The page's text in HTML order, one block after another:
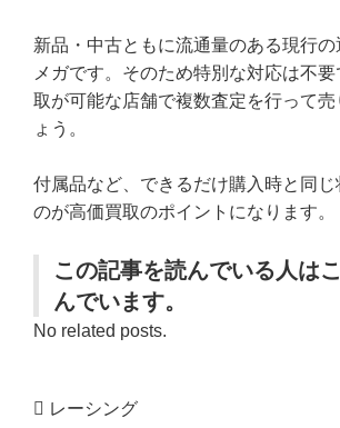
新品・中古ともに流通量のある現行
メガです。そのため特別な対応は不
取が可能な店舗で複数査定を行って売
ょう。
付属品など、できるだけ購入時と同じ
のが高価買取のポイントになります。
この記事を読んでいる人は
んでいます。
No related posts.
レーシング